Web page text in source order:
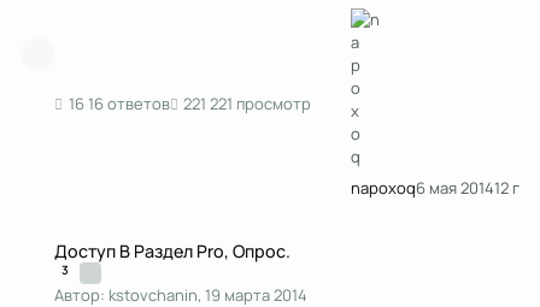
16 ответов 221 просмотр
napoxoq6 мая 201412 г
Доступ В Раздел Pro, Опрос.
3
Автор: kstоvchanin, 19 марта 2014